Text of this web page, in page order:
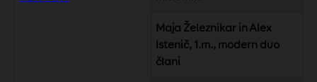
Maja Železnikar in Alex
Istenič, 1.m., modern duo
člani